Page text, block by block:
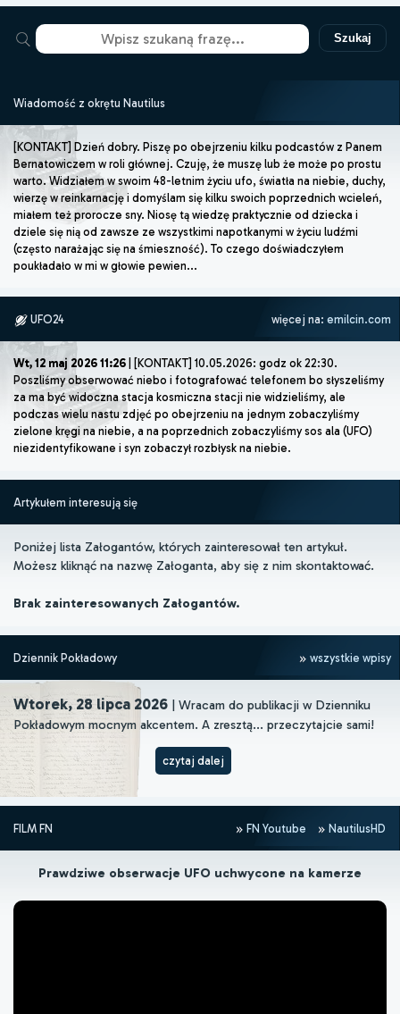
Szukaj
Wiadomość z okrętu Nautilus
[KONTAKT] Dzień dobry. Piszę po obejrzeniu kilku podcastów z Panem
Bernatowiczem w roli głównej. Czuję, że muszę lub że może po prostu
warto. Widziałem w swoim 48-letnim życiu ufo, światła na niebie, duchy,
wierzę w reinkarnację i domyślam się kilku swoich poprzednich wcieleń,
miałem też prorocze sny. Niosę tą wiedzę praktycznie od dziecka i
dziele się nią od zawsze ze wszystkimi napotkanymi w życiu ludźmi
(często narażając się na śmieszność). To czego doświadczyłem
poukładało w mi w głowie pewien...
UFO24 więcej na: emilcin.com
Wt, 12 maj 2026 11:26 | [KONTAKT] 10.05.2026: godz ok 22:30.
Poszliśmy obserwować niebo i fotografować telefonem bo słyszeliśmy
za ma być widoczna stacja kosmiczna stacji nie widzieliśmy, ale
podczas wielu nastu zdjęć po obejrzeniu na jednym zobaczyliśmy
zielone kręgi na niebie, a na poprzednich zobaczyliśmy sos ala (UFO)
niezidentyfikowane i syn zobaczył rozbłysk na niebie.
Artykułem interesują się
Poniżej lista Załogantów, których zainteresował ten artykuł.
Możesz kliknąć na nazwę Załoganta, aby się z nim skontaktować.
Brak zainteresowanych Załogantów.
Dziennik Pokładowy wszystkie wpisy
Wtorek, 28 lipca 2026 | Wracam do publikacji w Dzienniku
Pokładowym mocnym akcentem. A zresztą... przeczytajcie sami!
czytaj dalej
FILM FN FN Youtube NautilusHD
Prawdziwe obserwacje UFO uchwycone na kamerze